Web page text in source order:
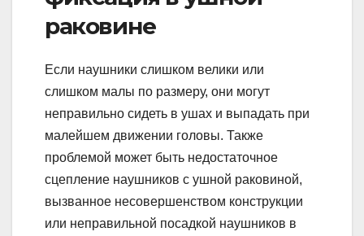
раковине
Если наушники слишком велики или
слишком малы по размеру, они могут
неправильно сидеть в ушах и выпадать при
малейшем движении головы. Также
проблемой может быть недостаточное
сцепление наушников с ушной раковиной,
вызванное несовершенством конструкции
или неправильной посадкой наушников в